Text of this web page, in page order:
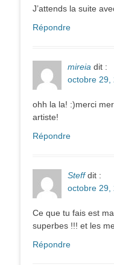
J’attends la suite
Répondre
mireia dit :
octobre 29,
ohh la la! :)merci
artiste!
Répondre
Steff dit :
octobre 29,
Ce que tu fais est
superbes !!! et les
Répondre